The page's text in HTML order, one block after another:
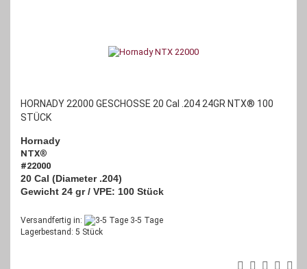
HORNADY 22000 GESCHOSSE 20 Cal .204 24GR NTX® 100
STÜCK
Hornady
NTX®
#22000
20 Cal (Diameter .204)
Gewicht 24 gr / VPE: 100 Stück
Versandfertig in:
3-5 Tage
Lagerbestand: 5 Stück